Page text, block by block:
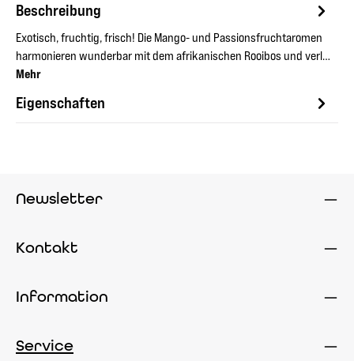
Beschreibung
Exotisch, fruchtig, frisch! Die Mango- und Passionsfruchtaromen
harmonieren wunderbar mit dem afrikanischen Rooibos und verl…
Mehr
Eigenschaften
Newsletter
Kontakt
Information
Service